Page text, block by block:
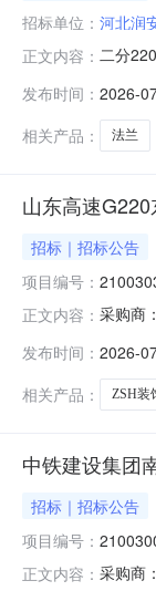
招标单位： 河北润
正文内容： 二分
招标类
发布时间： 2026-
相关产品：
法兰
山东高速
招标｜招标公告
项目编号：
正文内容： 采购商
东营市
发布时间： 2026-
相关产品：
ZSH装
中铁建设集团
招标｜招标公告
项目编号：
正文内容： 采购商